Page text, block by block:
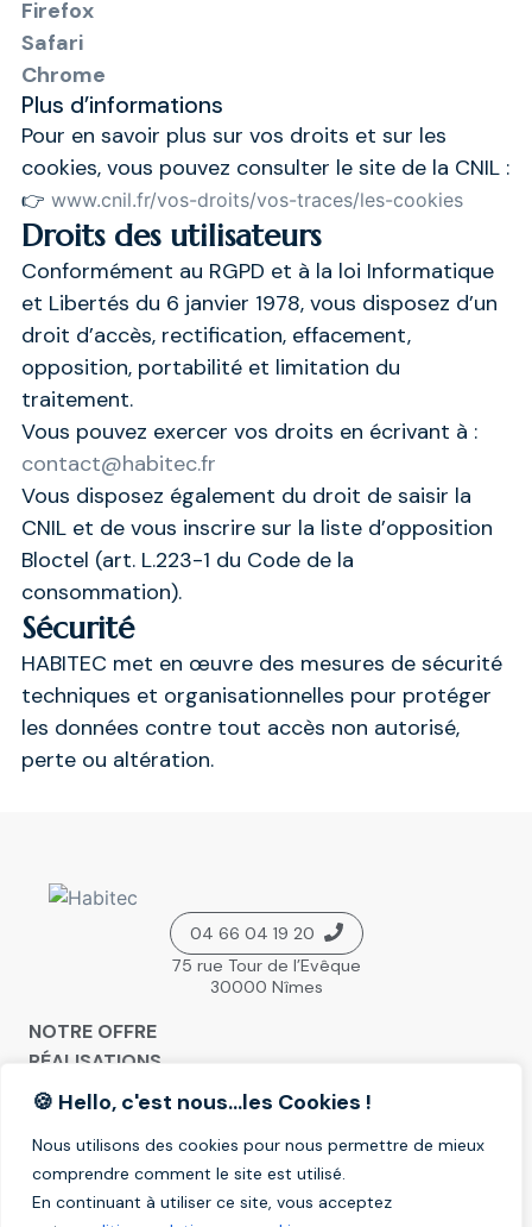
🍪 Hello, c'est nous...les Cookies !
Nous utilisons des cookies pour nous permettre de mieux
comprendre comment le site est utilisé.
En continuant à utiliser ce site, vous acceptez
Firefox
Safari
Chrome
Plus d’informations
Pour en savoir plus sur vos droits et sur les
cookies, vous pouvez consulter le site de la CNIL :
👉 www.cnil.fr/vos-droits/vos-traces/les-cookies
Droits des utilisateurs
Conformément au RGPD et à la loi Informatique
et Libertés du 6 janvier 1978, vous disposez d’un
droit d’accès, rectification, effacement,
opposition, portabilité et limitation du
traitement.
Vous pouvez exercer vos droits en écrivant à :
contact@habitec.fr
Vous disposez également du droit de saisir la
CNIL et de vous inscrire sur la liste d’opposition
Bloctel (art. L.223-1 du Code de la
consommation).
Sécurité
HABITEC met en œuvre des mesures de sécurité
techniques et organisationnelles pour protéger
les données contre tout accès non autorisé,
perte ou altération.
04 66 04 19 20
75 rue Tour de l’Evêque
30000 Nîmes
NOTRE OFFRE
RÉALISATIONS
ACHETER POUR HABITER
ACHETER POUR LOUER